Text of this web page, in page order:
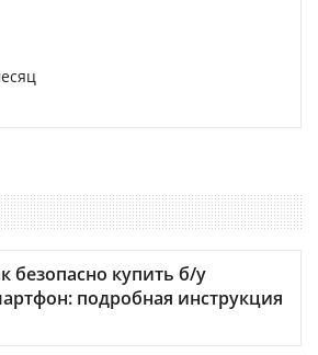
безопасно купить б/у
подробная инструкция